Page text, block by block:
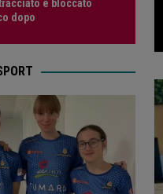
e bloccato
dopo